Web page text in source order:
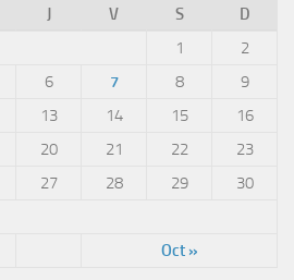
J V S D
Oct »
1
2
6 7 8
9
13 14 15
16
20 21 22
23
27 28 29
30